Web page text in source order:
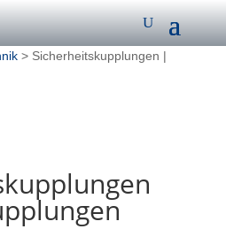
> Sicherheitskupplungen |